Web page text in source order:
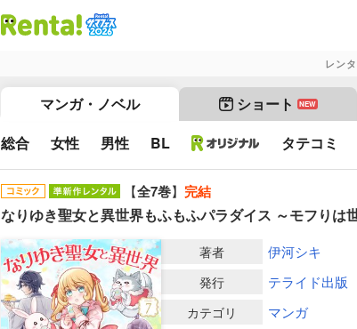
レン
マンガ・ノベル ショート NEW
総合 女性 男性 BL タテコミ
【全7巻】 完結
なりゆき聖女と異世界もふもふパラダイス ～モフりは
著者 伊河シキ
発行 テライド出版
カテゴリ マンガ